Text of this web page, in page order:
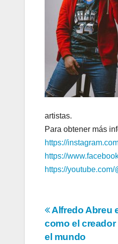
artistas.
Para obtener más
https://
https://
https://youtube.com/
de
Alfredo Abreu
como el
el mundo